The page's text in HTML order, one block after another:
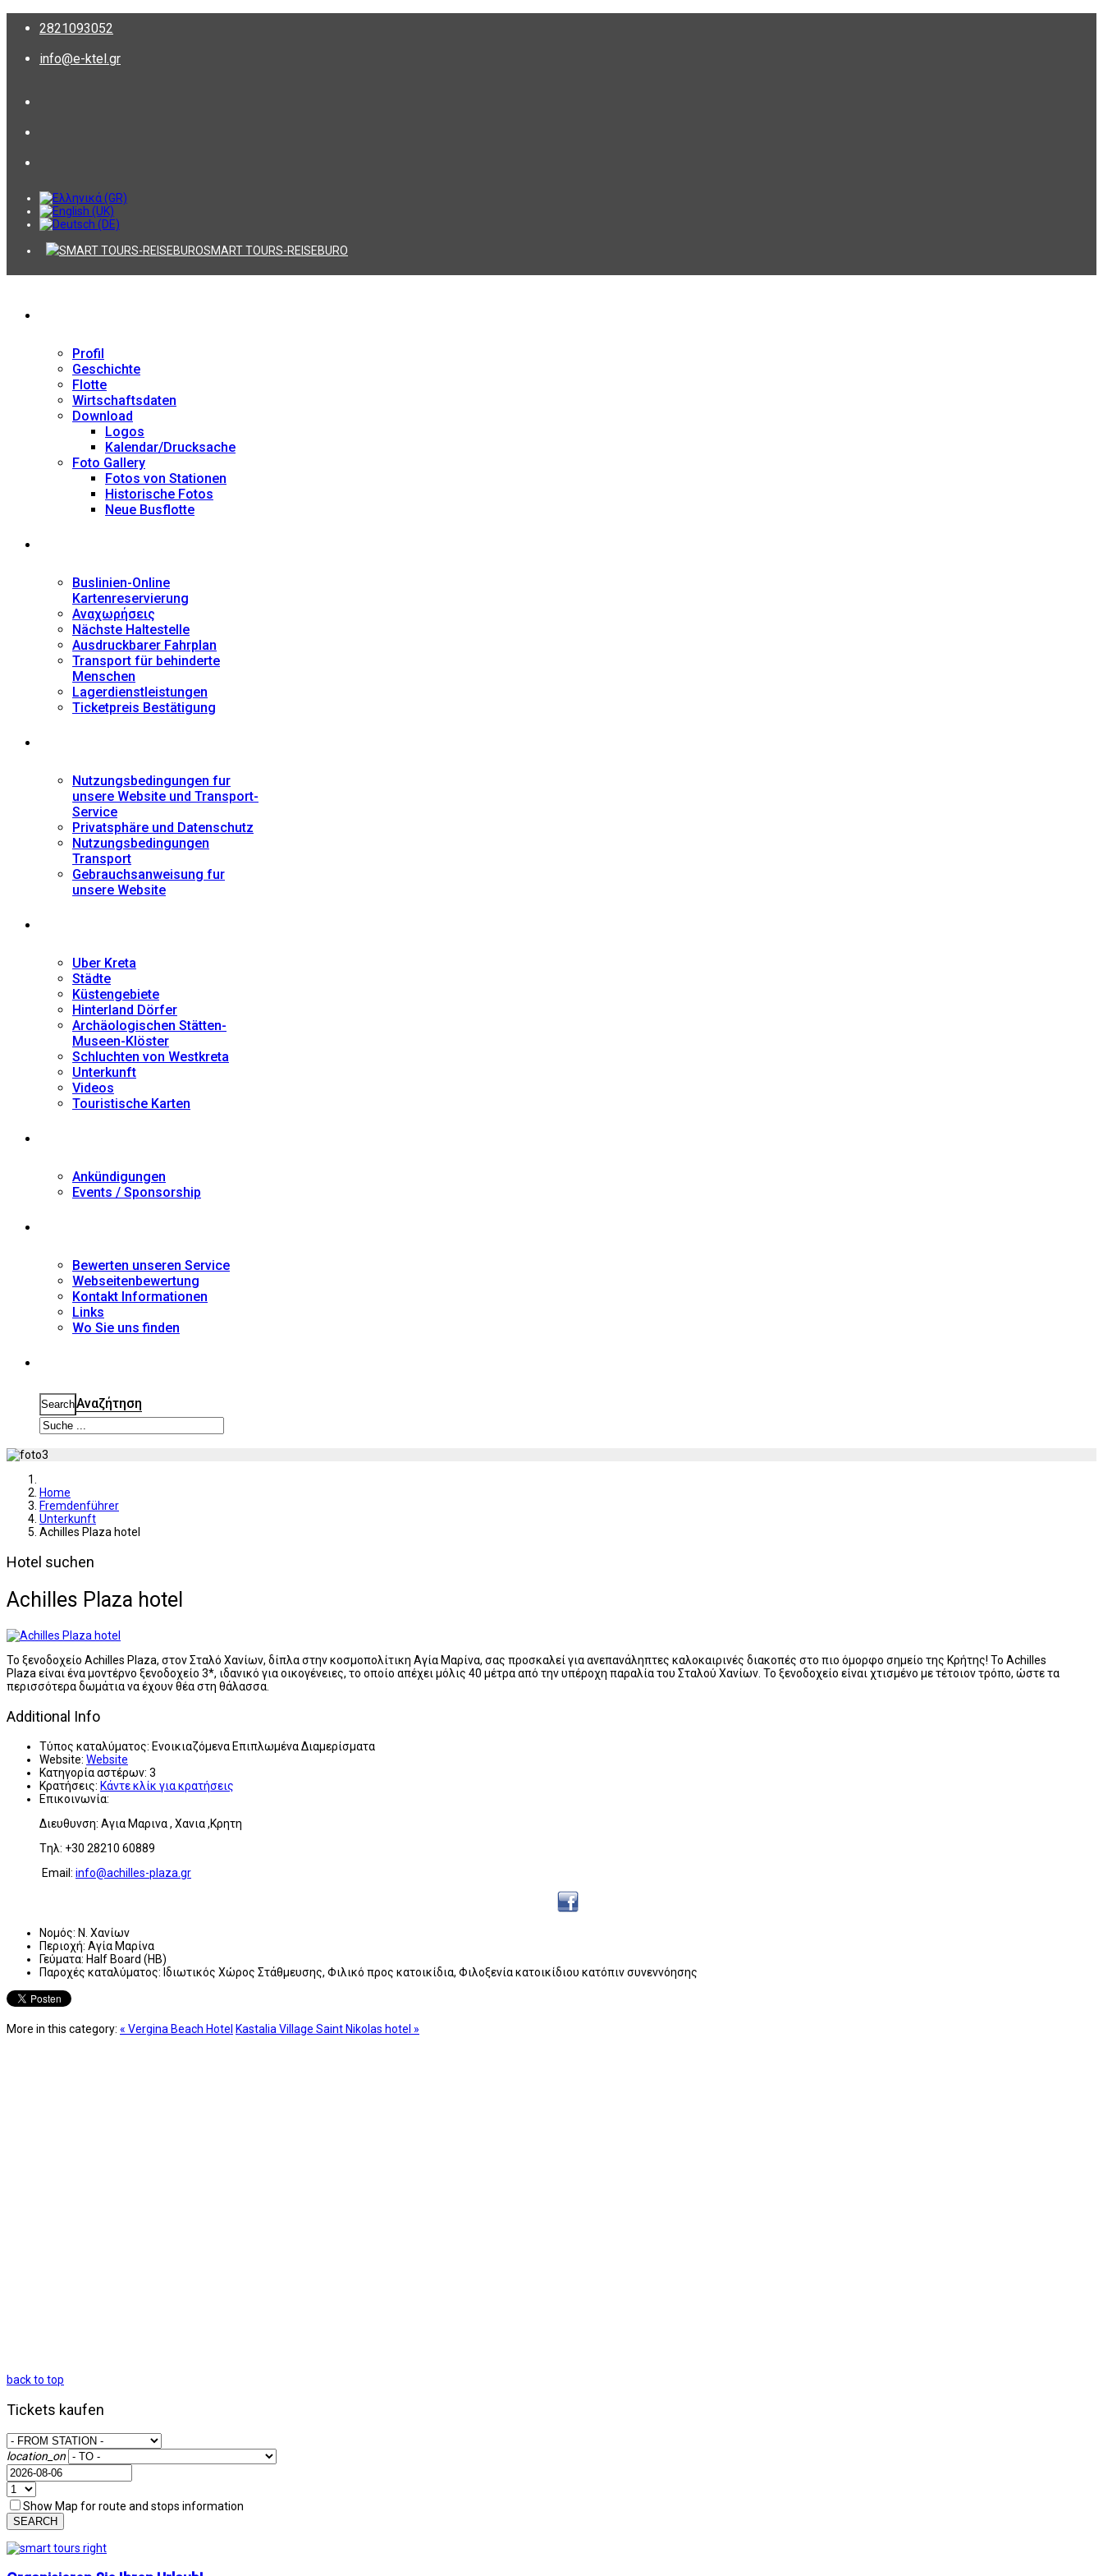
2821093052
info@e-ktel.gr
SMART TOURS-REISEBURO
Profil
Geschichte
Flotte
Wirtschaftsdaten
Download
Logos
Kalendar/Drucksache
Foto Gallery
Fotos von Stationen
Historische Fotos
Neue Busflotte
Buslinien-Online
Kartenreservierung
Αναχωρήσεις
Nächste Haltestelle
Αusdruckbarer Fahrplan
Transport für behinderte
Menschen
Lagerdienstleistungen
Ticketpreis Bestätigung
Nutzungsbedingungen fur
unsere Website und Transport-
Service
Privatsphäre und Datenschutz
Nutzungsbedingungen
Transport
Gebrauchsanweisung fur
unsere Website
Uber Kreta
Städte
Küstengebiete
Hinterland Dörfer
Archäologischen Stätten-
Museen-Klöster
Schluchten von Westkreta
Unterkunft
Videos
Touristische Karten
Ankündigungen
Events / Sponsorship
Bewerten unseren Service
Webseitenbewertung
Kontakt Informationen
Links
Wo Sie uns finden
SearchΑναζήτηση
Home
Fremdenführer
Unterkunft
Achilles Plaza hotel
Hotel suchen
Achilles Plaza hotel
Το ξενοδοχείο Achilles Plaza, στον Σταλό Χανίων, δίπλα στην κοσμοπολίτικη Αγία Μαρίνα, σας προσκαλεί για ανεπανάληπτες καλοκαιρινές διακοπές στο πιο όμορφο σημείο της Κρήτης! Το Achilles
Plaza είναι ένα μοντέρνο ξενοδοχείο 3*, ιδανικό για οικογένειες, το οποίο απέχει μόλις 40 μέτρα από την υπέροχη παραλία του Σταλού Χανίων. Το ξενοδοχείο είναι χτισμένο με τέτοιον τρόπο, ώστε τα
περισσότερα δωμάτια να έχουν θέα στη θάλασσα.
Additional Info
Τύπος καταλύματος: Ενοικιαζόμενα Επιπλωμένα Διαμερίσματα
Website: Website
Κατηγορία αστέρων: 3
Κρατήσεις: Κάντε κλίκ για κρατήσεις
Επικοινωνία:
Διευθυνση: Αγια Μαρινα , Χανια ,Κρητη
Tηλ: +30 28210 60889
Email: info@achilles-plaza.gr
Νομός: Ν. Χανίων
Περιοχή: Αγία Μαρίνα
Γεύματα: Half Board (HB)
Παροχές καταλύματος: Ιδιωτικός Χώρος Στάθμευσης, Φιλικό προς κατοικίδια, Φιλοξενία κατοικίδιου κατόπιν συνεννόησης
More in this category: « Vergina Beach Hotel Kastalia Village Saint Nikolas hotel »
back to top
Tickets kaufen
location_on
Show Map for route and stops information
SEARCH